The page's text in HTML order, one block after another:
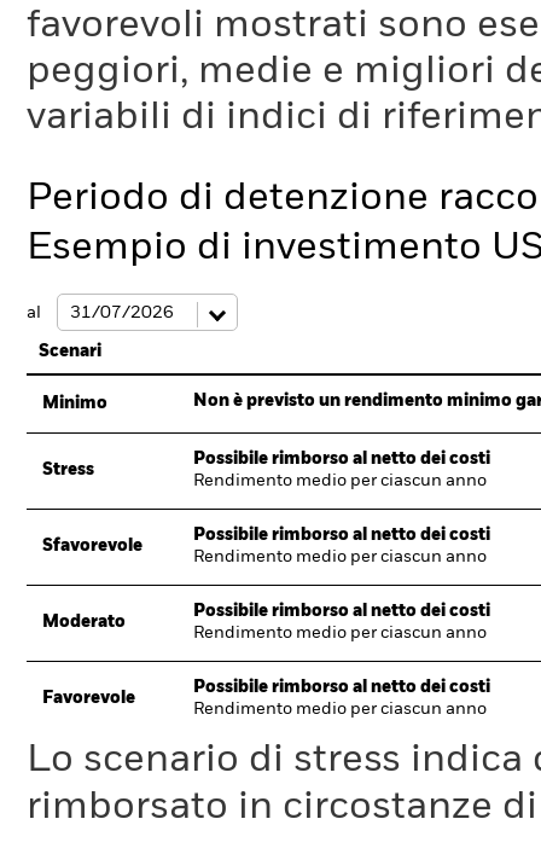
favorevoli mostrati sono
peggiori, medie e migliori
variabili di indici di
Periodo di detenzione
Esempio di investimento
al
Scenari
Minimo Non è previsto un rendimento minimo
Stress
Possibile rimborso al netto dei costi
Rendimento medio per ciascun anno
Sfavorevole
Possibile rimborso al netto dei costi
Rendimento medio per ciascun anno
Moderato
Possibile rimborso al netto dei costi
Rendimento medio per ciascun anno
Favorevole
Possibile rimborso al netto dei costi
Rendimento medio per ciascun anno
Lo scenario di stress
rimborsato in circostanze